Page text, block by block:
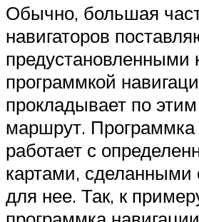
Обычно, большая
навигаторов
предустановленными
программкой
прокладывает по
маршрут. Программка
работает с
картами, сделанными
для нее. Так, к